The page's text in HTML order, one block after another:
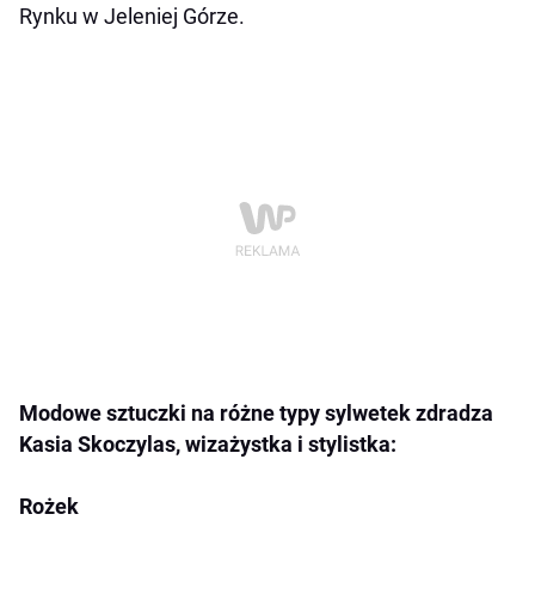
Rynku w Jeleniej Górze.
Modowe sztuczki na różne typy sylwetek zdradza
Kasia Skoczylas, wizażystka i stylistka:
Rożek